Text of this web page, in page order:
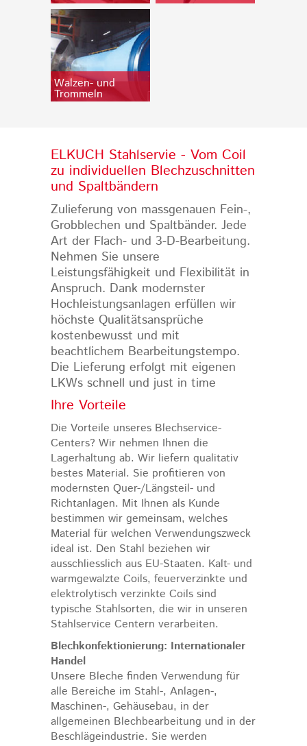
Walzen- und
Trommeln
ELKUCH Stahlservie - Vom Coil
zu individuellen Blechzuschnitten
und Spaltbändern
Zulieferung von massgenauen Fein-,
Grobblechen und Spaltbänder. Jede
Art der Flach- und 3-D-Bearbeitung.
Nehmen Sie unsere
Leistungsfähigkeit und Flexibilität in
Anspruch. Dank modernster
Hochleistungsanlagen erfüllen wir
höchste Qualitätsansprüche
kostenbewusst und mit
beachtlichem Bearbeitungstempo.
Die Lieferung erfolgt mit eigenen
LKWs schnell und just in time
Ihre Vorteile
Die Vorteile unseres Blechservice-
Centers? Wir nehmen Ihnen die
Lagerhaltung ab. Wir liefern qualitativ
bestes Material. Sie profitieren von
modernsten Quer-/Längsteil- und
Richtanlagen. Mit Ihnen als Kunde
bestimmen wir gemeinsam, welches
Material für welchen Verwendungszweck
ideal ist. Den Stahl beziehen wir
ausschliesslich aus EU-Staaten. Kalt- und
warmgewalzte Coils, feuerverzinkte und
elektrolytisch verzinkte Coils sind
typische Stahlsorten, die wir in unseren
Stahlservice Centern verarbeiten.
Blechkonfektionierung: Internationaler
Handel
Unsere Bleche finden Verwendung für
alle Bereiche im Stahl-, Anlagen-,
Maschinen-, Gehäusebau, in der
allgemeinen Blechbearbeitung und in der
Beschlägeindustrie. Sie werden